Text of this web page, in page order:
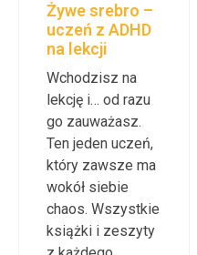
Żywe srebro –
uczeń z ADHD
na lekcji
Wchodzisz na
lekcję i… od razu
go zauważasz.
Ten jeden uczeń,
który zawsze ma
wokół siebie
chaos. Wszystkie
książki i zeszyty